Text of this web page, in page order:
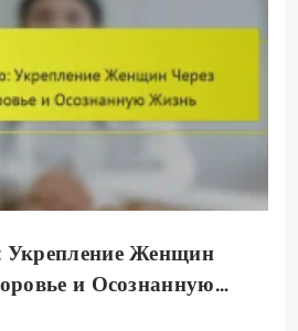
Женщин
и Осознанную